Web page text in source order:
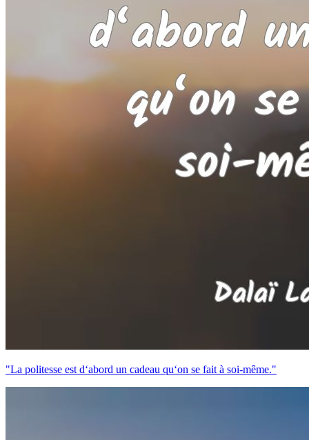
"La politesse est d‘abord un cadeau qu‘on se fait à soi-même."